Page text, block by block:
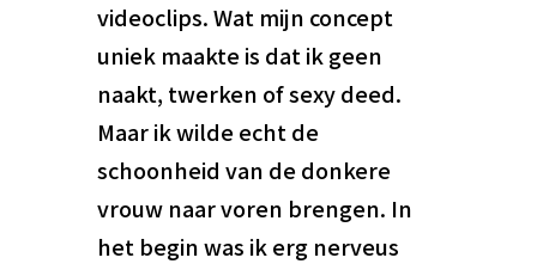
videoclips. Wat mijn concept
uniek maakte is dat ik geen
naakt, twerken of sexy deed.
Maar ik wilde echt de
schoonheid van de donkere
vrouw naar voren brengen. In
het begin was ik erg nerveus